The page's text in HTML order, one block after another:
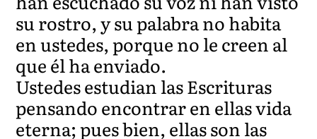
su rostro, y su palabra no habita
en ustedes, porque no le creen al
que él ha enviado.
Ustedes estudian las Escrituras
pensando encontrar en ellas vida
eterna; pues bien, ellas son las